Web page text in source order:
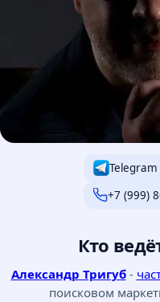
Telegram
+7 (999)
Кто
Александр Тригуб-
поисковом